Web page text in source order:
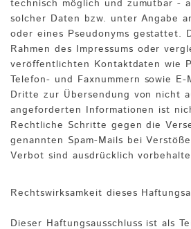
technisch möglich und zumutbar -
solcher Daten bzw. unter Angabe
oder eines Pseudonyms gestattet.
Rahmen des Impressums oder
veröffentlichten Kontaktdaten wie
Telefon- und Faxnummern sowie E-
Dritte zur Übersendung von nicht
angeforderten Informationen ist
Rechtliche Schritte gegen die
genannten Spam-Mails bei
Verbot sind ausdrücklich
Rechtswirksamkeit dieses
Dieser Haftungsausschluss ist als